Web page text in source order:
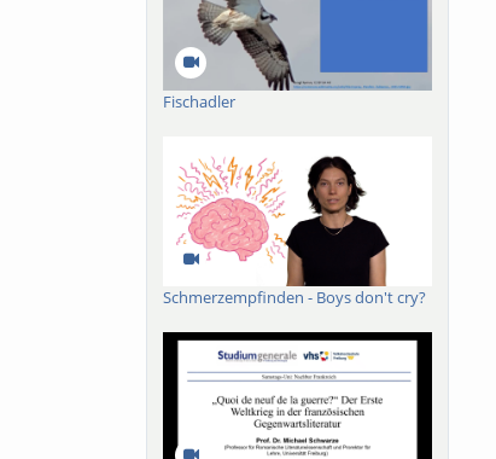
Fischadler
Schmerzempfinden - Boys don't cry?